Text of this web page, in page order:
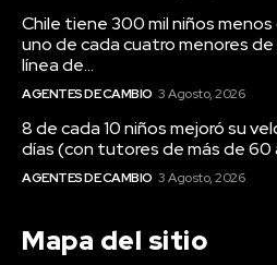
Chile tiene 300 mil niños
uno de cada cuatro menores
línea de...
AGENTES DE CAMBIO 3 Agosto, 2026
8 de cada 10 niños mejoró su
días (con tutores de más de 60
AGENTES DE CAMBIO 3 Agosto, 2026
Mapa del sitio